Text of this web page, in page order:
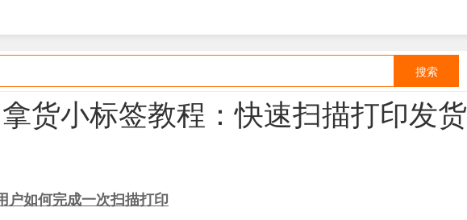
搜索
拿货小标签教程：快速扫描打印发货
户如何完成一次扫描打印